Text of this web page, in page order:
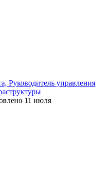
Руководитель управления
11 июля